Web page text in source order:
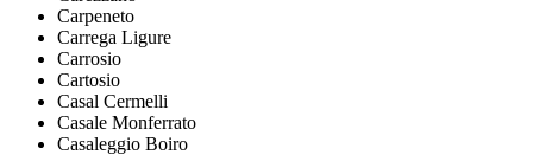
Carpeneto
Carrega Ligure
Carrosio
Cartosio
Casal Cermelli
Casale Monferrato
Casaleggio Boiro